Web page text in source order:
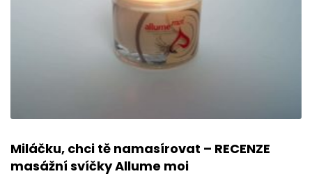
Miláčku, chci tě namasírovat – RECENZE
masážní svíčky Allume moi